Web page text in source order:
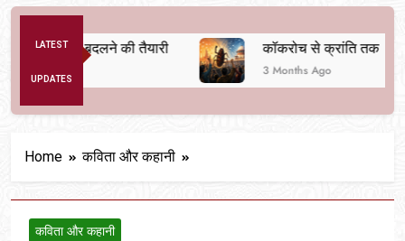
LATEST
UPDATES
व्यवस्था बदलने की तैयारी कॉकरोच से क्रांति तक
3 Months Ago
Home कविता और कहानी
कविता और कहानी